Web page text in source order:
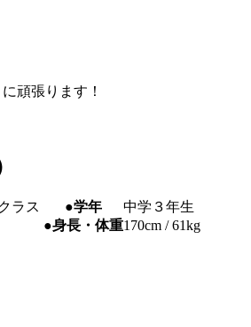
頑張ります！
ラス ●学年
中学３年生
●身長・体重170cm / 61kg